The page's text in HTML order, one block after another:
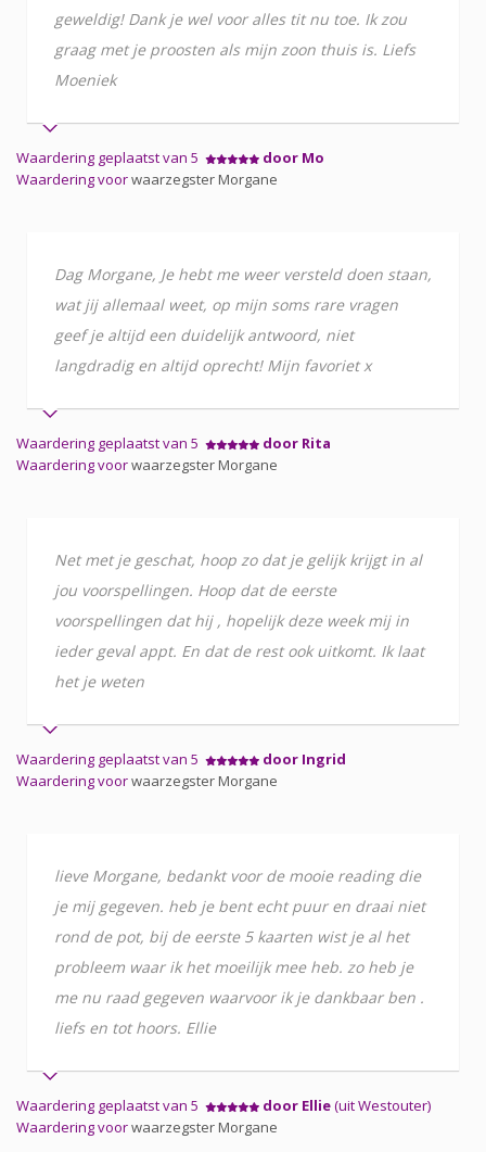
geweldig! Dank je wel voor alles tit nu toe. Ik zou
graag met je proosten als mijn zoon thuis is. Liefs
Moeniek
Waardering geplaatst van 5
door Mo
Waardering voorwaarzegster Morgane
Dag Morgane, Je hebt me weer versteld doen staan,
wat jij allemaal weet, op mijn soms rare vragen
geef je altijd een duidelijk antwoord, niet
langdradig en altijd oprecht! Mijn favoriet x
Waardering geplaatst van 5
door Rita
Waardering voorwaarzegster Morgane
Net met je geschat, hoop zo dat je gelijk krijgt in al
jou voorspellingen. Hoop dat de eerste
voorspellingen dat hij , hopelijk deze week mij in
ieder geval appt. En dat de rest ook uitkomt. Ik laat
het je weten
Waardering geplaatst van 5
door Ingrid
Waardering voorwaarzegster Morgane
lieve Morgane, bedankt voor de mooie reading die
je mij gegeven. heb je bent echt puur en draai niet
rond de pot, bij de eerste 5 kaarten wist je al het
probleem waar ik het moeilijk mee heb. zo heb je
me nu raad gegeven waarvoor ik je dankbaar ben .
liefs en tot hoors. Ellie
Waardering geplaatst van 5 door Ellie(uit Westouter)
Waardering voorwaarzegster Morgane